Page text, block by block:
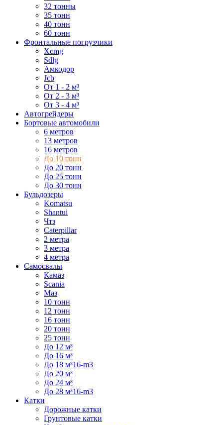
32 тонны
35 тонн
40 тонн
60 тонн
Фронтальные погрузчики
Xcmg
Sdlg
Амкодор
Jcb
От 1 - 2 м³
От 2 - 3 м³
От 3 - 4 м³
Автогрейдеры
Бортовые автомобили
6 метров
13 метров
16 метров
До 10 тонн
До 20 тонн
До 25 тонн
До 30 тонн
Бульдозеры
Komatsu
Shantui
Чтз
Caterpillar
2 метра
3 метра
4 метра
Самосвалы
Камаз
Scania
Маз
10 тонн
12 тонн
16 тонн
20 тонн
25 тонн
До 12 м³
До 16 м³
До 18 м³16-m3
До 20 м³
До 24 м³
До 28 м³16-m3
Катки
Дорожные катки
Грунтовые катки